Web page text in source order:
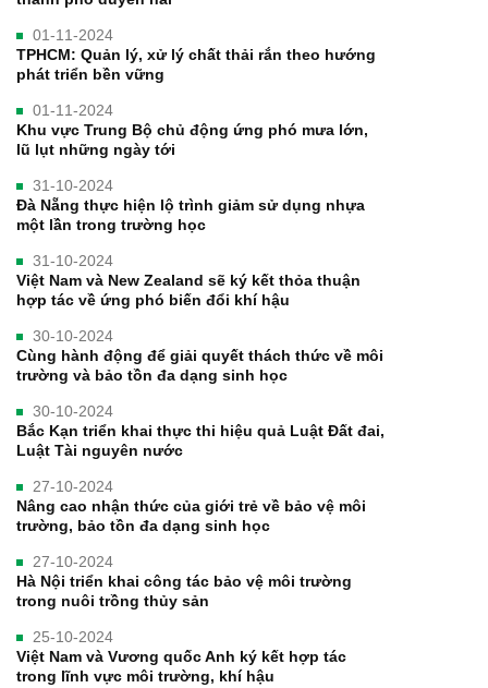
01-11-2024
TPHCM: Quản lý, xử lý chất thải rắn theo hướng
phát triển bền vững
01-11-2024
Khu vực Trung Bộ chủ động ứng phó mưa lớn,
lũ lụt những ngày tới
31-10-2024
Đà Nẵng thực hiện lộ trình giảm sử dụng nhựa
một lần trong trường học
31-10-2024
Việt Nam và New Zealand sẽ ký kết thỏa thuận
hợp tác về ứng phó biến đổi khí hậu
30-10-2024
Cùng hành động để giải quyết thách thức về môi
trường và bảo tồn đa dạng sinh học
30-10-2024
Bắc Kạn triển khai thực thi hiệu quả Luật Đất đai,
Luật Tài nguyên nước
27-10-2024
Nâng cao nhận thức của giới trẻ về bảo vệ môi
trường, bảo tồn đa dạng sinh học
27-10-2024
Hà Nội triển khai công tác bảo vệ môi trường
trong nuôi trồng thủy sản
25-10-2024
Việt Nam và Vương quốc Anh ký kết hợp tác
trong lĩnh vực môi trường, khí hậu